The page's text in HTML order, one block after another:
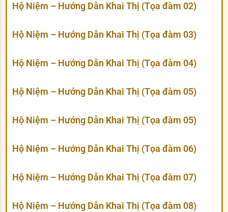
Hộ Niệm – Hướng Dẫn Khai Thị (Tọa đàm 02)
Hộ Niệm – Hướng Dẫn Khai Thị (Tọa đàm 03)
Hộ Niệm – Hướng Dẫn Khai Thị (Tọa đàm 04)
Hộ Niệm – Hướng Dẫn Khai Thị (Tọa đàm 05)
Hộ Niệm – Hướng Dẫn Khai Thị (Tọa đàm 05)
Hộ Niệm – Hướng Dẫn Khai Thị (Tọa đàm 06)
Hộ Niệm – Hướng Dẫn Khai Thị (Tọa đàm 07)
Hộ Niệm – Hướng Dẫn Khai Thị (Tọa đàm 08)